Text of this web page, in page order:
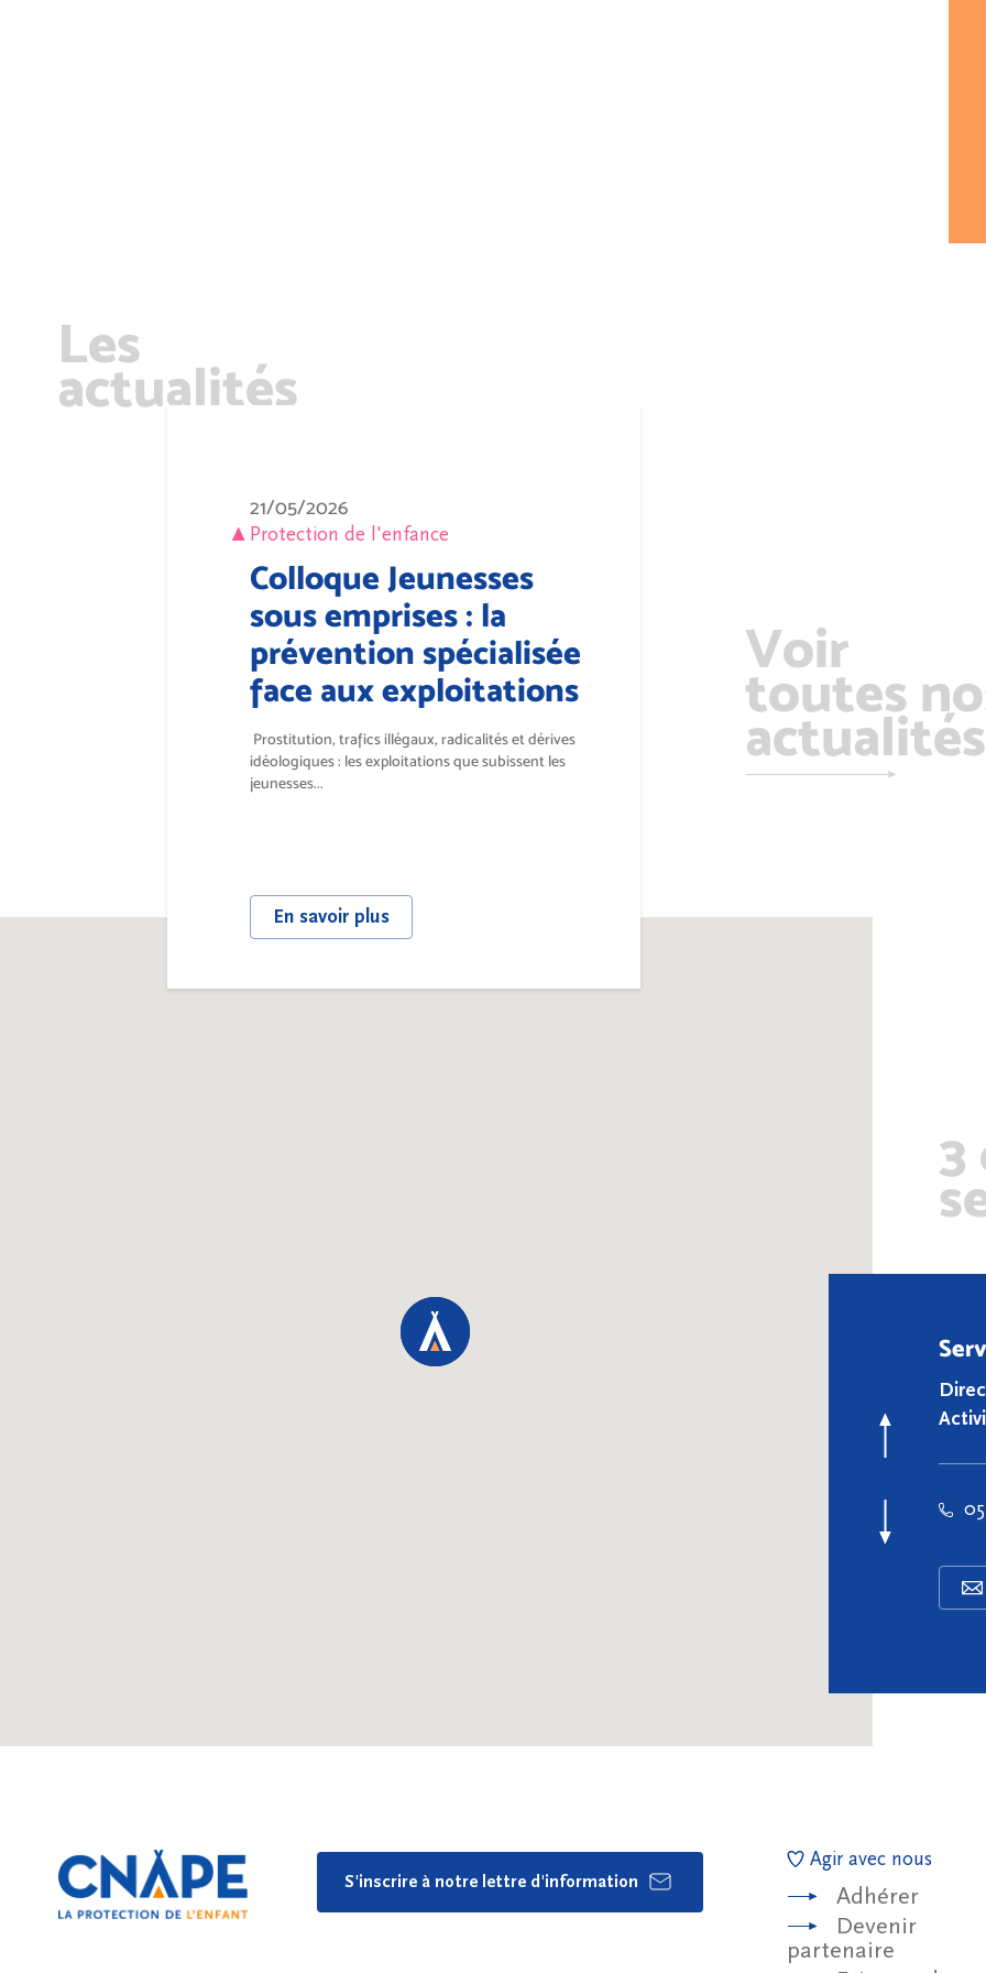
Les
actualités
21/05/2026
Protection de l'enfance
Colloque Jeunesses
sous emprises : la
prévention spécialisée
face aux exploitations
Prostitution, trafics illégaux, radicalités et dérives
idéologiques : les exploitations que subissent les
jeunesses...
En savoir plus
Voir
toutes
actualités
3
S'inscrire à notre lettre d'information
Agir avec nous
Adhérer
Devenir
partenaire